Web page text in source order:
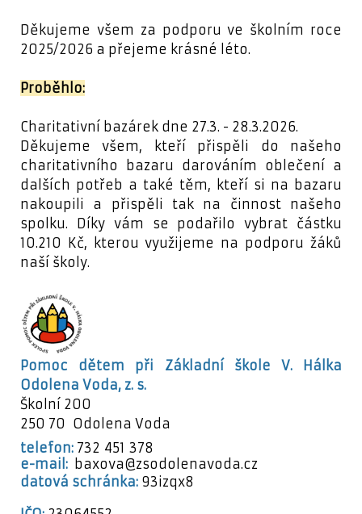
Děkujeme všem za podporu ve školním roce
2025/2026 a přejeme krásné léto.
Proběhlo:
Charitativní bazárek dne 27.3. - 28.3.2026.
Děkujeme všem, kteří přispěli do našeho
charitativního bazaru darováním oblečení a
dalších potřeb a také těm, kteří si na bazaru
nakoupili a přispěli tak na činnost našeho
spolku. Díky vám se podařilo vybrat částku
10.210 Kč, kterou využijeme na podporu žáků
naší školy.
Pomoc dětem při Základní škole V. Hálka
Odolena Voda, z. s.
Školní 200
250 70 Odolena Voda
telefon: 732 451 378
e-mail: baxova@zsodolenavoda.cz
datová schránka: 93izqx8